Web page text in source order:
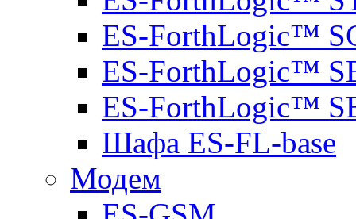
ES-ForthLogic™
ES-ForthLogic™
ES-ForthLogic™
Шафа ES-FL-base
Модем